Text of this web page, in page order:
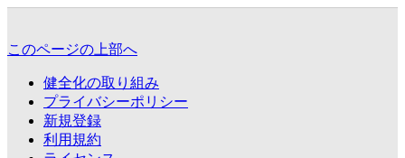
このページの上部へ
健全化の取り組み
プライバシーポリシー
新規登録
利用規約